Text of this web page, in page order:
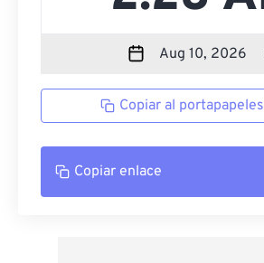
Copiar al portapapeles
Copiar enlace